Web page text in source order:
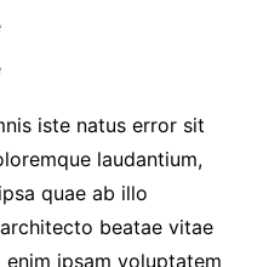
iste natus error sit
laudantium,
quae ab illo
beatae vitae
ipsam voluptatem